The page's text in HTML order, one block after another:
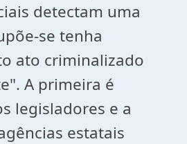
detectam uma
se tenha
ato criminalizado
A primeira é
legisladores e a
estatais